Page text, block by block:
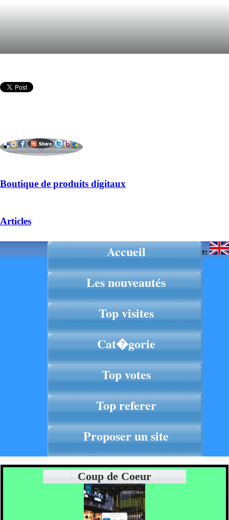
Boutique de produits digitaux
Articles
Langue:
Accueil
Les nouveautés
Top visites
Cat�gorie
Top votes
Top referer
Proposer un site
Coup de Coeur